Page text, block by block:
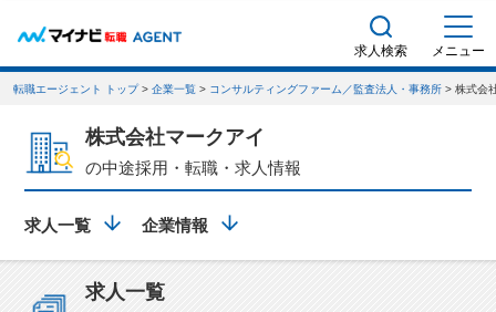
求人検索 メニュー
転職エージェント トップ> 企業一覧 > コンサルティングファーム／監査法人・事務所 > 株式会
株式会社マークアイ
の中途採用・転職・求人情報
求人一覧 企業情報
求人一覧